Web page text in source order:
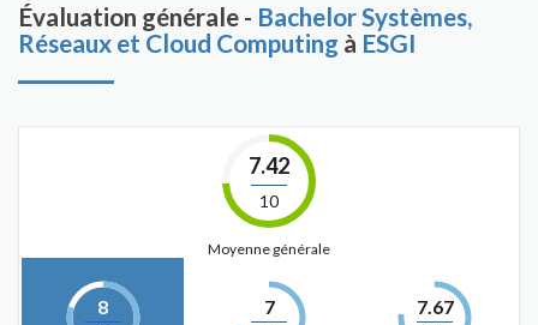
Évaluation générale - Bachelor Systèmes,
Réseaux et Cloud Computing à ESGI
7.42
10
Moyenne générale
8 7 7.67